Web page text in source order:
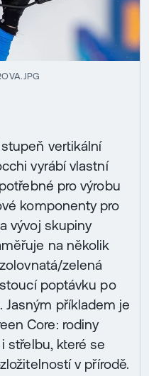
vertikální
vyrábí vlastní
pro výrobu
komponenty pro
vývoj skupiny
na několik
zelená
poptávku po
příkladem je
Core: rodiny
střelbu, které se
v přírodě.